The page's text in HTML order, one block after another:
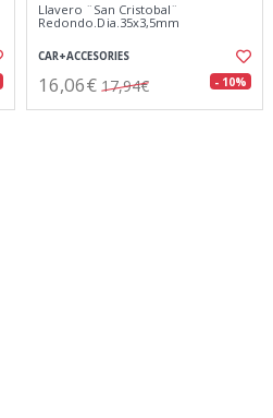
Llavero ¨San Cristobal¨
Redondo.Dia.35x3,5mm
CAR+ACCESORIES
16,06€ 17,94€ - 10%